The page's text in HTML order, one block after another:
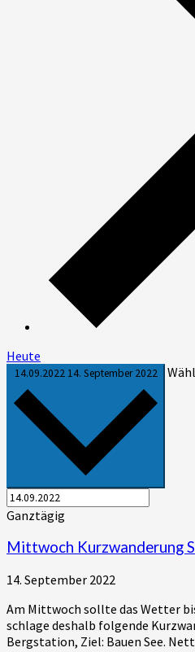
Heute
14.09.2022 14. September 2022
Ganztägig
Mittwoch Kurzwanderung
14. September 2022
Am Mittwoch sollte das Wetter
schlage deshalb folgende
Bergstation, Ziel: Bauen See.